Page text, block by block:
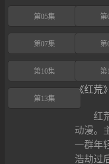
第05集 第
第07集 第
第10集 第
第13集
《红荒
红
动漫。
一群年
浩劫过